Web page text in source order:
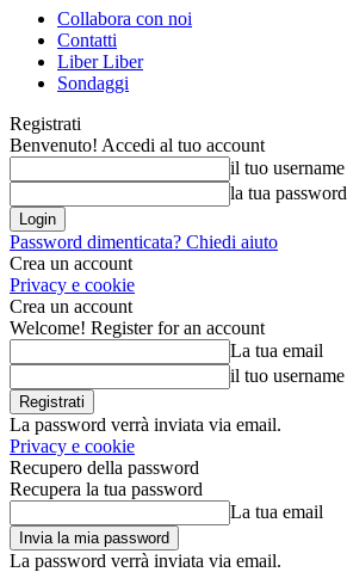
Collabora con noi
Contatti
Liber Liber
Sondaggi
Registrati
Benvenuto! Accedi al tuo account
il tuo username
la tua password
Password dimenticata? Chiedi aiuto
Crea un account
Privacy e cookie
Crea un account
Welcome! Register for an account
La tua email
il tuo username
La password verrà inviata via email.
Privacy e cookie
Recupero della password
Recupera la tua password
La tua email
La password verrà inviata via email.